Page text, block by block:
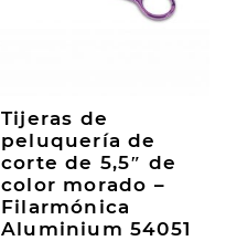
Tijeras de
peluquería de
corte de 5,5″ de
color morado –
Filarmónica
Aluminium 54051